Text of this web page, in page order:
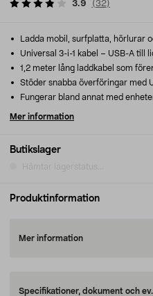
3.9 (32)
Butikslager
Ladda mobil, surfplatta, hörlurar
Universal 3-i-1 kabel – USB-A till
1,2 meter lång laddkabel som
Stöder snabba överföringar med
Fungerar bland annat med
Mer information
Produktinformation
Mer information
Specifikationer, dokument och